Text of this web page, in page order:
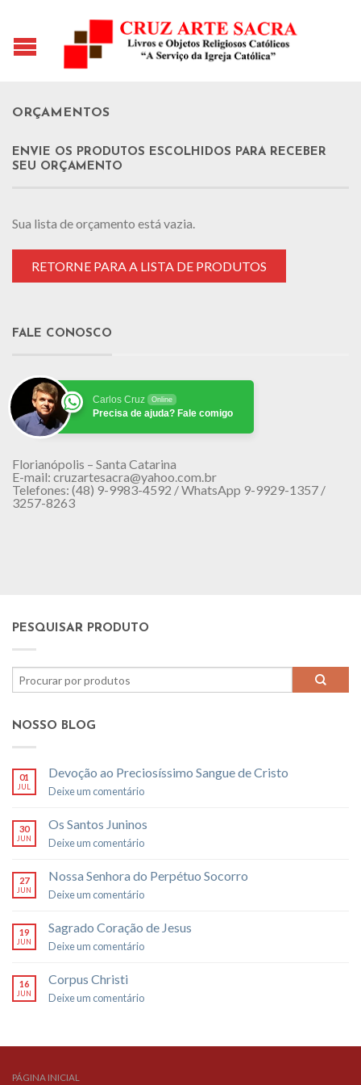
ORÇAMENTOS
ENVIE OS PRODUTOS ESCOLHIDOS PARA RECEBER
SEU ORÇAMENTO
Sua lista de orçamento está vazia.
RETORNE PARA A LISTA DE PRODUTOS
FALE CONOSCO
Carlos Cruz Online
Precisa de ajuda? Fale comigo
Florianópolis – Santa Catarina
E-mail: cruzartesacra@yahoo.com.br
Telefones: (48) 9-9983-4592 / WhatsApp 9-9929-1357 /
3257-8263
PESQUISAR PRODUTO
NOSSO BLOG
01
JUL
Devoção ao Preciosíssimo Sangue de Cristo
Deixe um comentário
30
JUN
Os Santos Juninos
Deixe um comentário
27
JUN
Nossa Senhora do Perpétuo Socorro
Deixe um comentário
19
JUN
Sagrado Coração de Jesus
Deixe um comentário
16
JUN
Corpus Christi
Deixe um comentário
PÁGINA INICIAL